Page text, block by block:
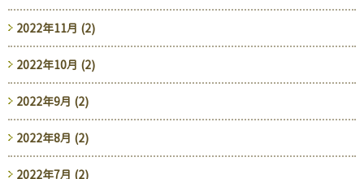
2022年11月 (2)
2022年10月 (2)
2022年9月 (2)
2022年8月 (2)
2022年7月 (2)